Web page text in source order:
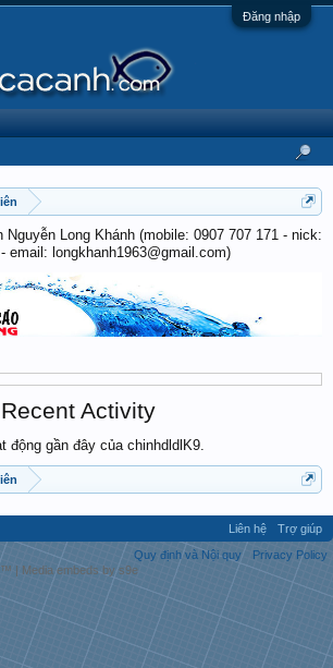
Đăng nhập
Nguyễn Long Khánh (mobile: 0907 707 171 - nick:
email: longkhanh1963@gmail.com)
Activity
động gần đây của chinhdldlK9.
Liên hệ
Trợ giúp
Quy định và Nội quy
Privacy Policy
| Media embeds by s9e